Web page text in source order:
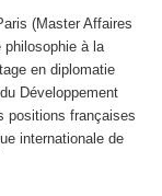
(Master Affaires
philosophie à la
en diplomatie
Développement
positions françaises
internationale de